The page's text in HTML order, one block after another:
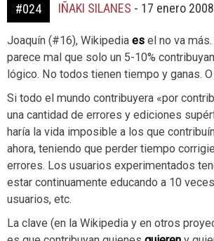
#024 IÑAKI SILANES - 17 enero
Joaquín (#16), Wikipedia es el no va
parece mal que solo un 5-10%
lógico. No todos tienen tiempo y ganas.
Si todo el mundo contribuyera «por
una cantidad de errores y ediciones
haría la vida imposible a los que
ahora, teniendo que perder tiempo
errores. Los usuarios experimentados
estar continuamente educando a 10
usuarios, etc.
La clave (en la Wikipedia y en otros